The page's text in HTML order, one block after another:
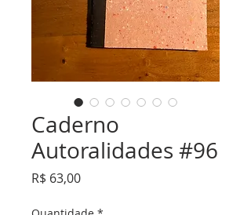
Caderno
Autoralidades #96
R$ 63,00Preço